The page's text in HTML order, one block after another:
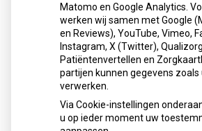
Herhaalrecepten aanvragen
Patiëntenomgeving
Matomo en Google Analytics.
werken wij samen met Google
en Reviews), YouTube, Vimeo,
Instagram, X (Twitter),
Patiëntenvertellen en
partijen kunnen gegevens zoals
verwerken.
Via Cookie-instellingen
u op ieder moment uw